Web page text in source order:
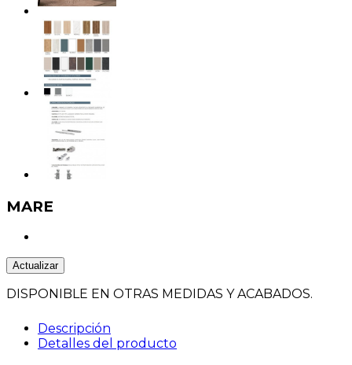
MARE
DISPONIBLE EN OTRAS MEDIDAS Y ACABADOS.
Descripción
Detalles del producto